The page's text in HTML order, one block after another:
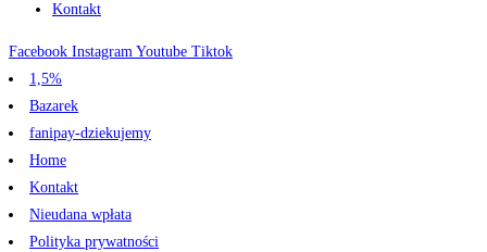
Kontakt
Facebook Instagram Youtube Tiktok
1,5%
Bazarek
fanipay-dziekujemy
Home
Kontakt
Nieudana wpłata
Polityka prywatności